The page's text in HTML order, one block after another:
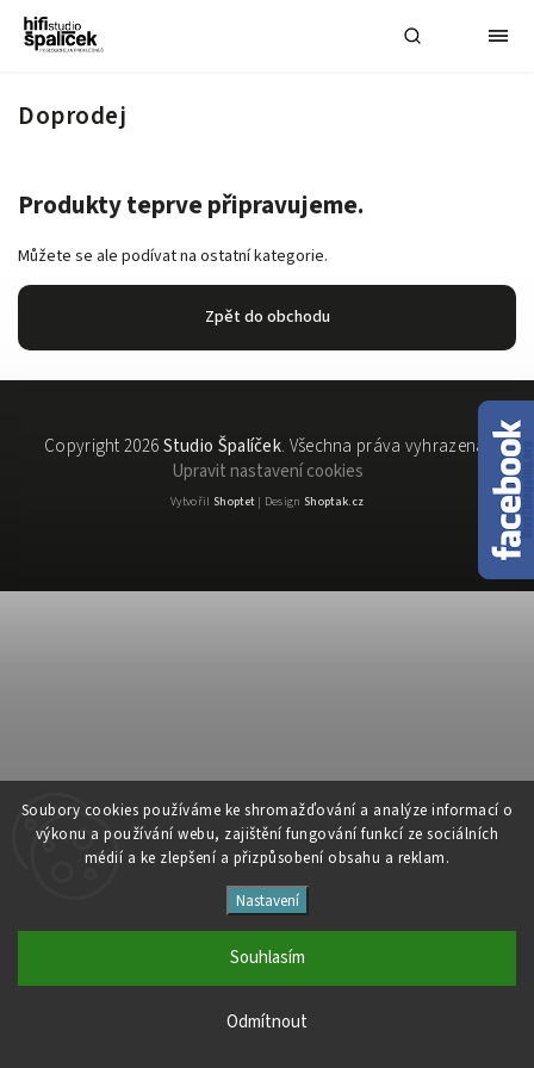
Soubory cookies používáme ke shromažďování a analýze informací o
výkonu a používání webu, zajištění fungování funkcí ze sociálních
médií a ke zlepšení a přizpůsobení obsahu a reklam.
Nastavení
Odmítnout
Souhlasím
Doprodej
Produkty teprve připravujeme.
Můžete se ale podívat na ostatní kategorie.
Zpět do obchodu
Copyright 2026Studio Špalíček. Všechna práva vyhrazena.
Upravit nastavení cookies
Vytvořil Shoptet| Design Shoptak.cz